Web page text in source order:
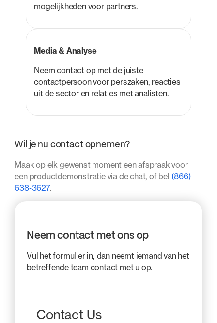
mogelijkheden voor partners.
Media & Analyse
Neem contact op met de juiste
contactpersoon voor perszaken, reacties
uit de sector en relaties met analisten.
Wil je nu contact opnemen?
Maak op elk gewenst moment een afspraak voor
een productdemonstratie via de chat, of bel (866)
638-3627.
Neem contact met ons op
Vul het formulier in, dan neemt iemand van het
betreffende team contact met u op.
Contact Us